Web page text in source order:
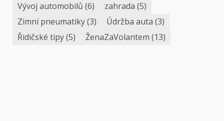
Vývoj automobilů (6) zahrada (5)
Zimní pneumatiky(3) Údržba auta (3)
Řidičské tipy(5) ŽenaZaVolantem (13)